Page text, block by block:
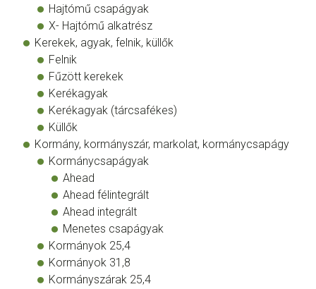
Hajtómű csapágyak
X- Hajtómű alkatrész
Kerekek, agyak, felnik, küllők
Felnik
Fűzött kerekek
Kerékagyak
Kerékagyak (tárcsafékes)
Küllők
Kormány, kormányszár, markolat, kormánycsapágy
Kormánycsapágyak
Ahead
Ahead félintegrált
Ahead integrált
Menetes csapágyak
Kormányok 25,4
Kormányok 31,8
Kormányszárak 25,4